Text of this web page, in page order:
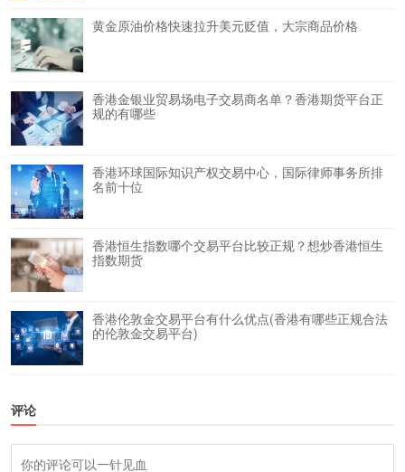
黄金原油价格快速拉升美元贬值，大宗商品价格
香港金银业贸易场电子交易商名单？香港期货平台正
规的有哪些
香港环球国际知识产权交易中心，国际律师事务所排
名前十位
香港恒生指数哪个交易平台比较正规？想炒香港恒生
指数期货
香港伦敦金交易平台有什么优点(香港有哪些正规合法
的伦敦金交易平台)
评论